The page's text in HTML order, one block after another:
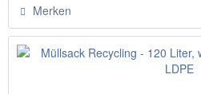
Merken